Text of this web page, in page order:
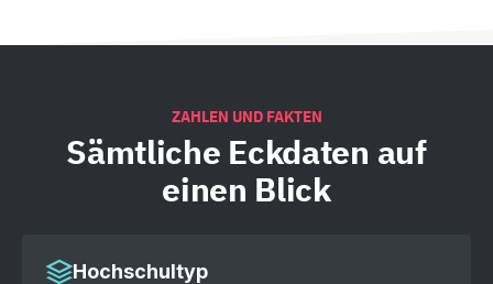
ZAHLEN UND FAKTEN
Sämtliche Eckdaten auf
einen Blick
Hochschultyp